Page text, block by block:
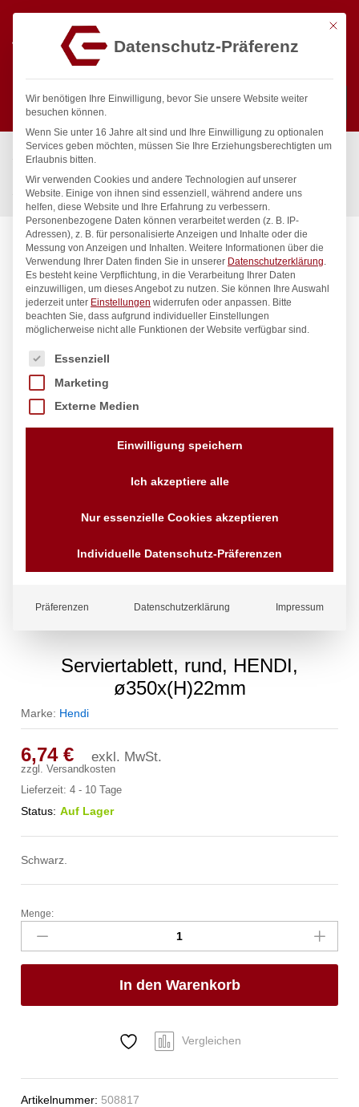
Suchen
Start / Gastronomiebedarf & Gastro Geräte für Profis
Präsentation
Tabletts
Serviertablett, rund, HENDI, ø350x(H)22mm
Serviertablett, rund, HENDI,
ø350x(H)22mm
Marke: Hendi
6,74€ exkl. MwSt.
zzgl.Versandkosten
Lieferzeit:4 - 10 Tage
Status: Auf Lager
Schwarz.
Serviertablett,
rund,
HENDI,
ø350x(H)22mm
Menge:
In den Warenkorb
Vergleichen
Artikelnummer: 508817
Mit
Datenschutz-Präferenz
Wir benötigen Ihre Einwilligung, bevor Sie unsere Website weiter
besuchen können.
Wenn Sie unter 16 Jahre alt sind und Ihre Einwilligung zu optionalen
Services geben möchten, müssen Sie Ihre Erziehungsberechtigten um
Erlaubnis bitten.
Wir verwenden Cookies und andere Technologien auf unserer
Website. Einige von ihnen sind essenziell, während andere uns
helfen, diese Website und Ihre Erfahrung zu verbessern.
Personenbezogene Daten können verarbeitet werden (z. B. IP-
Adressen), z. B. für personalisierte Anzeigen und Inhalte oder die
Messung von Anzeigen und Inhalten. Weitere Informationen über die
Verwendung Ihrer Daten finden Sie in unserer Datenschutzerklärung.
Es besteht keine Verpflichtung, in die Verarbeitung Ihrer Daten
einzuwilligen, um dieses Angebot zu nutzen. Sie können Ihre Auswahl
jederzeit unter Einstellungen widerrufen oder anpassen. Bitte
beachten Sie, dass aufgrund individueller Einstellungen
möglicherweise nicht alle Funktionen der Website verfügbar sind.
Es folgt eine Liste der Service-Gruppen, für die eine
Essenziell
Marketing
Externe Medien
Einwilligung speichern
Ich akzeptiere alle
Nur essenzielle Cookies akzeptieren
Individuelle Datenschutz-Präferenzen
Präferenzen Datenschutzerklärung Impressum